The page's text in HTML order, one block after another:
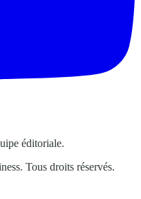
éditoriale.
Tous droits réservés.